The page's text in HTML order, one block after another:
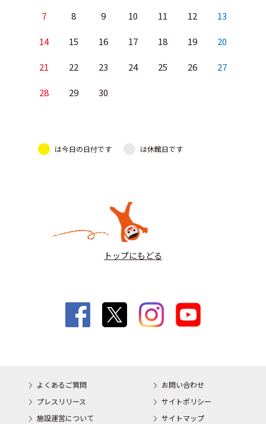
7 8 9 10 11 12 13
14 15 16 17 18 19 20
21 22 23 24 25 26 27
28 29 30
は今日の日付です は休館日です
トップにもどる
よくあるご質問
お問い合わせ
プレスリリース
サイトポリシー
施設運営について
サイトマップ